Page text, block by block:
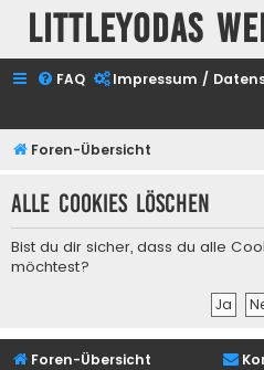
Littleyodas
FAQ Impressum /
Foren-Übersicht
Alle Cookies löschen
Bist du dir sicher, dass du alle
möchtest?
Foren-Übersicht